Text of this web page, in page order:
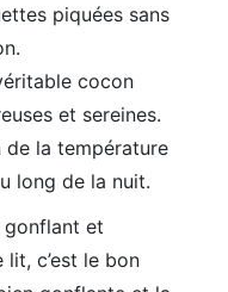
piquées sans
cocon
et sereines.
la température
long de la nuit.
gonflant et
c’est le bon